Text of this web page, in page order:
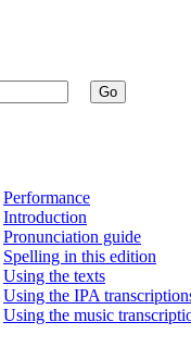
Go
Performance
Introduction
Pronunciation guide
Spelling in this edition
Using the texts
Using the IPA
Using the music